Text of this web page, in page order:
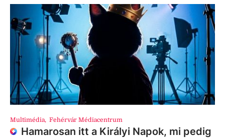
Multimédia, Fehérvár Médiacentrum
Hamarosan itt a Királyi Napok, mi pedig